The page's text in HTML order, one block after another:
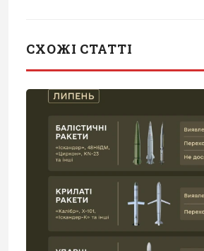
СХОЖІ СТАТТІ